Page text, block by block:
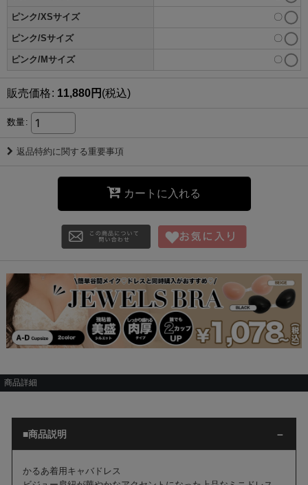
ピンク/XSサイズ 〇
ピンク/Sサイズ 〇
ピンク/Mサイズ 〇
販売価格: 11,880円 (税込)
数量:
返品特約に関する重要事項
カートに入れる
商品詳細
■商品説明
かるあ着用キャバドレス